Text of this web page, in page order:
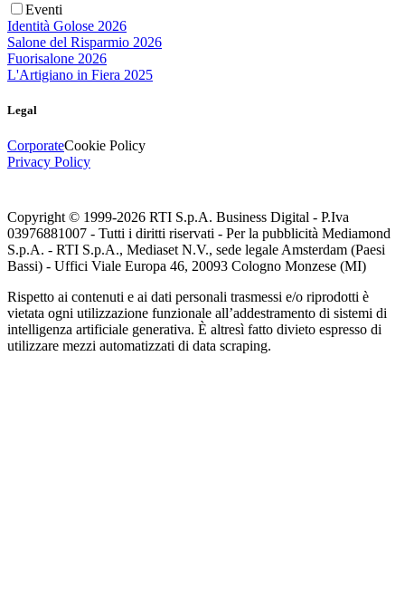
Eventi
Identità Golose 2026
Salone del Risparmio 2026
Fuorisalone 2026
L'Artigiano in Fiera 2025
Legal
CorporateCookie Policy
Privacy Policy
Copyright © 1999-2026 RTI S.p.A. Business Digital - P.Iva
03976881007 - Tutti i diritti riservati - Per la pubblicità Mediamond
S.p.A. - RTI S.p.A., Mediaset N.V., sede legale Amsterdam (Paesi
Bassi) - Uffici Viale Europa 46, 20093 Cologno Monzese (MI)
Rispetto ai contenuti e ai dati personali trasmessi e/o riprodotti è
vietata ogni utilizzazione funzionale all’addestramento di sistemi di
intelligenza artificiale generativa. È altresì fatto divieto espresso di
utilizzare mezzi automatizzati di data scraping.